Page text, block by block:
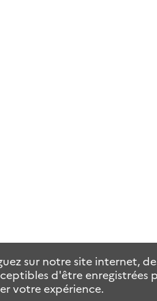
sur notre site internet,
d'être enregistrées
votre expérience.